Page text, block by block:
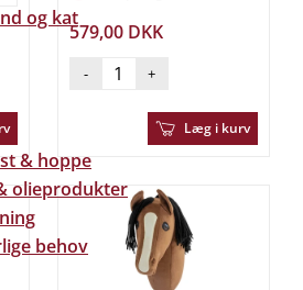
og kat
& hoppe
olieprodukter
behov
579,00 DKK
- +
Læg i kurv